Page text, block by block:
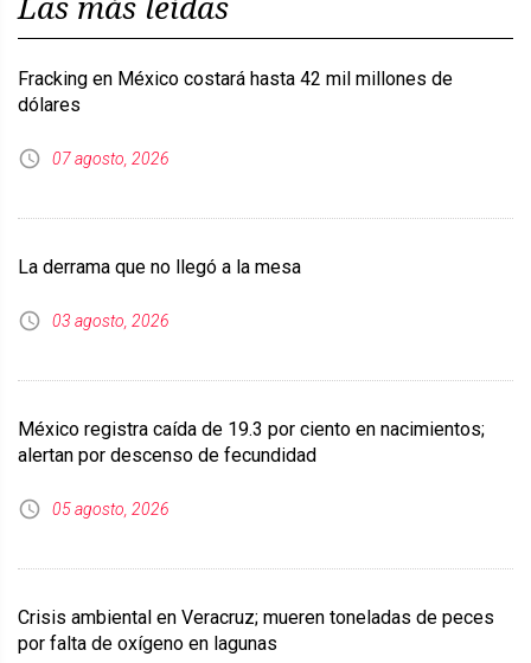
Fracking en México costará hasta 42 mil millones de
dólares
07 agosto, 2026
La derrama que no llegó a la mesa
03 agosto, 2026
México registra caída de 19.3 por ciento en nacimientos;
alertan por descenso de fecundidad
05 agosto, 2026
Crisis ambiental en Veracruz; mueren toneladas de peces
por falta de oxígeno en lagunas